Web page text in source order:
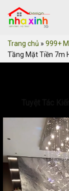
content
Trang chủ » 999+
Tầng Mặt Tiền 7m